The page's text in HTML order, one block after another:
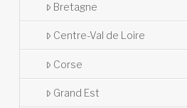
Bretagne
Centre-Val de Loire
Corse
Grand Est